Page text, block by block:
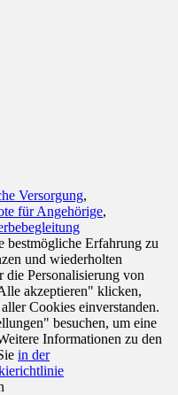
Versorgung,
für Angehörige,
bestmögliche Erfahrung zu
und wiederholten
die Personalisierung von
akzeptieren" klicken,
Cookies einverstanden.
besuchen, um eine
Informationen zu den
in der